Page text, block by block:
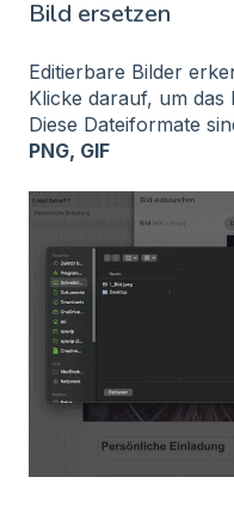
Bild ersetzen
Editierbare Bilder
Klicke darauf, um das
Diese Dateiformate
PNG, GIF